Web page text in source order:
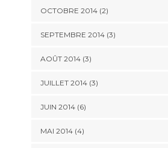
OCTOBRE 2014(2)
SEPTEMBRE 2014(3)
AOÛT 2014(3)
JUILLET 2014(3)
JUIN 2014(6)
MAI 2014(4)